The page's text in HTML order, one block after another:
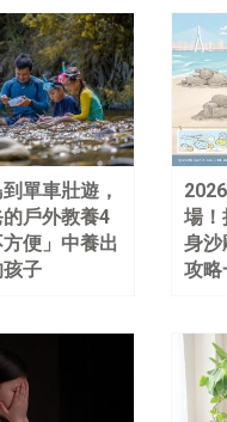
單車壯遊，
戶外教養4
便」中養出
子
場！
身沙
攻略